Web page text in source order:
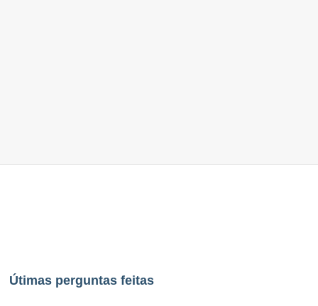
Útimas perguntas feitas